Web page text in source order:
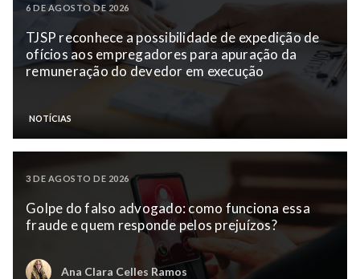
6 DE AGOSTO DE 2026
TJSP reconhece a possibilidade de expedição de
ofícios aos empregadores para apuração da
remuneração do devedor em execução
NOTÍCIAS
3 DE AGOSTO DE 2026
Golpe do falso advogado: como funciona essa
fraude e quem responde pelos prejuízos?
Ana Clara Celles Ramos